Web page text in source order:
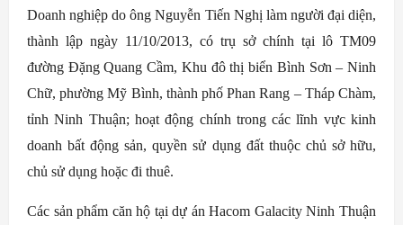
Doanh nghiệp do ông Nguyễn Tiến Nghị làm người đại diện,
thành lập ngày 11/10/2013, có trụ sở chính tại lô TM09
đường Đặng Quang Cầm, Khu đô thị biển Bình Sơn – Ninh
Chữ, phường Mỹ Bình, thành phố Phan Rang – Tháp Chàm,
tỉnh Ninh Thuận; hoạt động chính trong các lĩnh vực kinh
doanh bất động sản, quyền sử dụng đất thuộc chủ sở hữu,
chủ sử dụng hoặc đi thuê.
Các sản phẩm căn hộ tại dự án Hacom Galacity Ninh Thuận